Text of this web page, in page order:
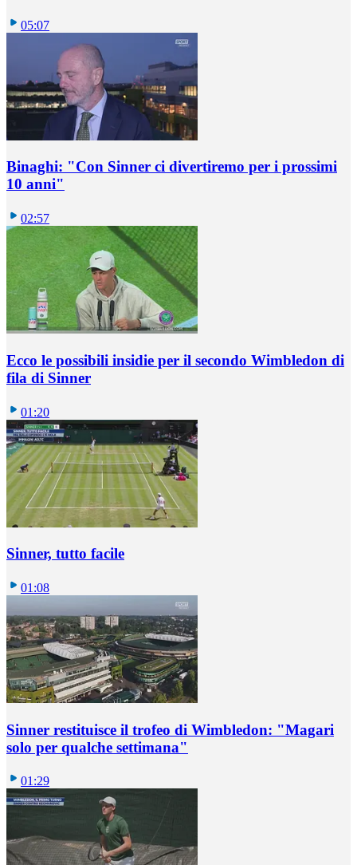
05:07
Binaghi: "Con Sinner ci divertiremo per i prossimi
10 anni"
02:57
Ecco le possibili insidie per il secondo Wimbledon di
fila di Sinner
01:20
Sinner, tutto facile
01:08
Sinner restituisce il trofeo di Wimbledon: "Magari
solo per qualche settimana"
01:29